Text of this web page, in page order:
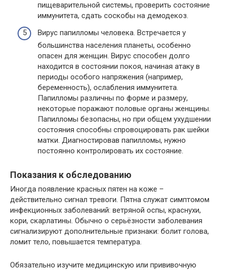
пищеварительной системы, проверить состояние
иммунитета, сдать соскобы на демодекоз.
Вирус папилломы человека. Встречается у
большинства населения планеты, особенно
опасен для женщин. Вирус способен долго
находится в состоянии покоя, начиная атаку в
периоды особого напряжения (например,
беременность), ослабления иммунитета.
Папилломы различны по форме и размеру,
некоторые поражают половые органы женщины.
Папилломы безопасны, но при общем ухудшении
состояния способны спровоцировать рак шейки
матки. Диагностировав папилломы, нужно
постоянно контролировать их состояние.
Показания к обследованию
Иногда появление красных пятен на коже –
действительно сигнал тревоги. Пятна служат симптомом
инфекционных заболеваний: ветряной оспы, краснухи,
кори, скарлатины. Обычно о серьёзности заболевания
сигнализируют дополнительные признаки: болит голова,
ломит тело, повышается температура.
Обязательно изучите медицинскую или прививочную